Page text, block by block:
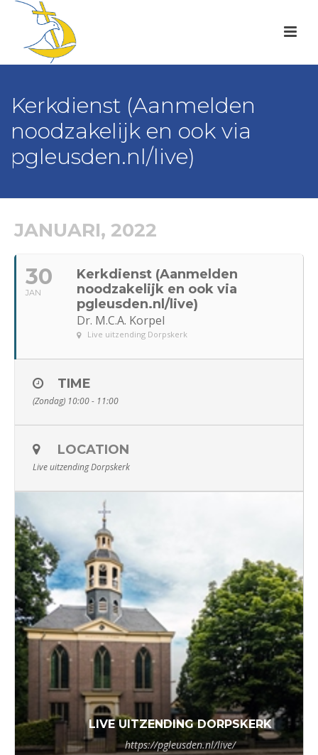
Kerkdienst (Aanmelden
noodzakelijk en ook via
pgleusden.nl/live)
JANUARI, 2022
30
JAN
Kerkdienst (Aanmelden
noodzakelijk en ook via
pgleusden.nl/live)
Dr. M.C.A. Korpel
Live uitzending Dorpskerk
TIME
(Zondag) 10:00 - 11:00
LOCATION
Live uitzending Dorpskerk
LIVE UITZENDING DORPSKERK
https://pgleusden.nl/live/